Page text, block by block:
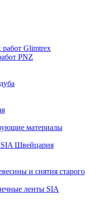
Glimtrex
PNZ
материалы
Швейцария
и снятия старого
ленты SIA